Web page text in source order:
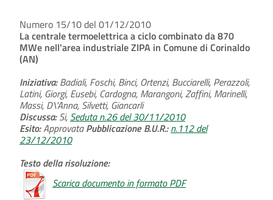
Numero 15/10 del 01/12/2010
La centrale termoelettrica a ciclo combinato da 870
MWe nell'area industriale ZIPA in Comune di Corinaldo
(AN)
Iniziativa:Badiali, Foschi, Binci, Ortenzi, Bucciarelli, Perazzoli,
Latini, Giorgi, Eusebi, Cardogna, Marangoni, Zaffini, Marinelli,
Massi, D\'Anna, Silvetti, Giancarli
Discussa:Si, Seduta n.26 del 30/11/2010
Esito:ApprovataPubblicazione B.U.R.: n.112 del
23/12/2010
Testo della risoluzione:
Scarica documento in formato PDF